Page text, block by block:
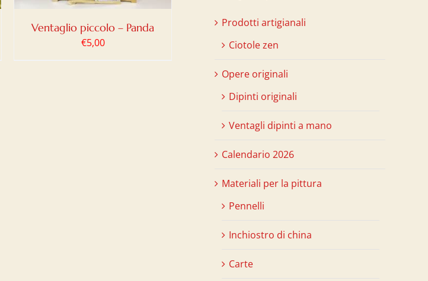
Ventaglio piccolo – Panda
€5,00
Prodotti artigianali
Ciotole zen
Opere originali
Dipinti originali
Ventagli dipinti a mano
Calendario 2026
Materiali per la pittura
Pennelli
Inchiostro di china
Carte